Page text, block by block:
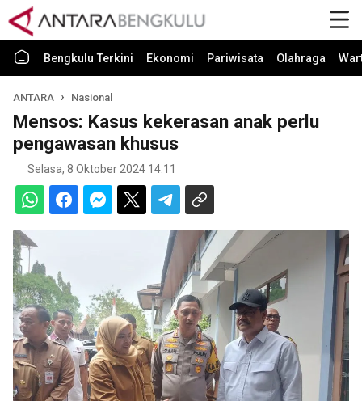
Bengkulu Terkini Ekonomi Pariwisata Olahraga
ANTARA Nasional
Mensos: Kasus kekerasan anak perlu
pengawasan khusus
Selasa, 8 Oktober 2024 14:11